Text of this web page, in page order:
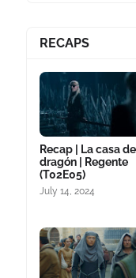
RECAPS
Recap | La casa
dragón | Regente
(T02E05)
July 14, 2024